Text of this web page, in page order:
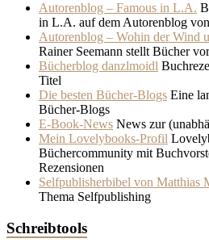
Autorenblog – Famous in L.A.
in L.A. auf dem Autorenblog
Autorenblog – Wohin der Wind
Rainer Seemann stellt Bücher vor
Bücherblog danzlmoidl
Titel
Die besten Bücher-Blogs Eine
Bücher-Blogs
E-Book-News News zur
Mein Lovelybooks-Profil
Büchercommunity mit
Rezensionen
Selfpublisherbibel von Matthias
Thema Selfpublishing
Schreibtools